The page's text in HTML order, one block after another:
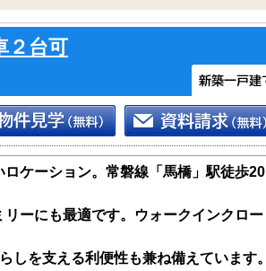
台可
ケーション。常磐線「馬橋」駅徒歩20
ーにも最適です。ウォークインクロー
しを支える利便性も兼ね備えています。